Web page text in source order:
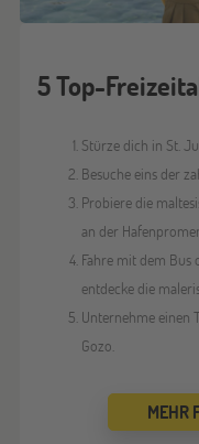
5 Top-
Stürze dich in St.
Besuche eins der
Probiere die
an der
Fahre mit dem Bus
entdecke die
Unternehme einen
Gozo.
MEHR